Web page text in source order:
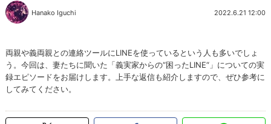
Hanako Iguchi 2022.6.21 12:00
両親や義両親との連絡ツールにLINEを使っているという人も多いでしょ
う。今回は、妻たちに聞いた「義実家からの“困ったLINE“」についての実
録エピソードをお届けします。上手な返信も紹介しますので、ぜひ参考に
してみてください。